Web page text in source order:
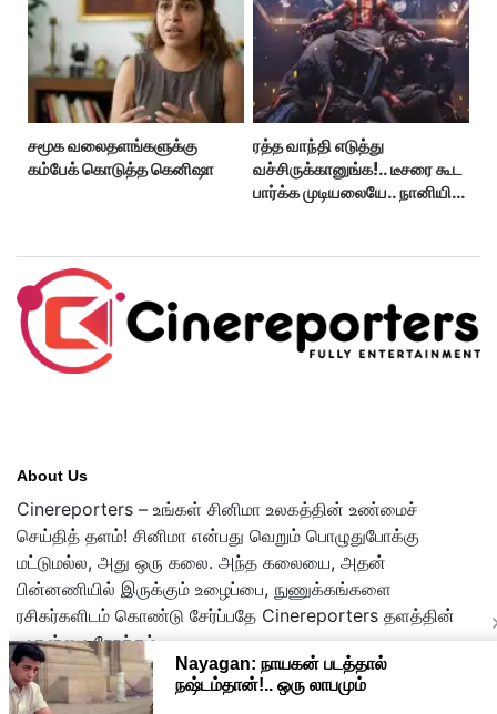
சமூக வலைதளங்களுக்கு
கம்பேக் கொடுத்த கெனிஷா
ரத்த வாந்தி எடுத்து
வச்சிருக்கானுங்க!.. டீசரை கூட
பார்க்க முடியலையே.. நானியின்
About Us
Cinereporters – உங்கள் சினிமா உலகத்தின் உண்மைச்
செய்தித் தளம்! சினிமா என்பது வெறும் பொழுதுபோக்கு
மட்டுமல்ல, அது ஒரு கலை. அந்த கலையை, அதன்
பின்னணியில் இருக்கும் உழைப்பை, நுணுக்கங்களை
ரசிகர்களிடம் கொண்டு சேர்ப்பதே Cinereporters தளத்தின்
முதன்மை நோக்கம்.